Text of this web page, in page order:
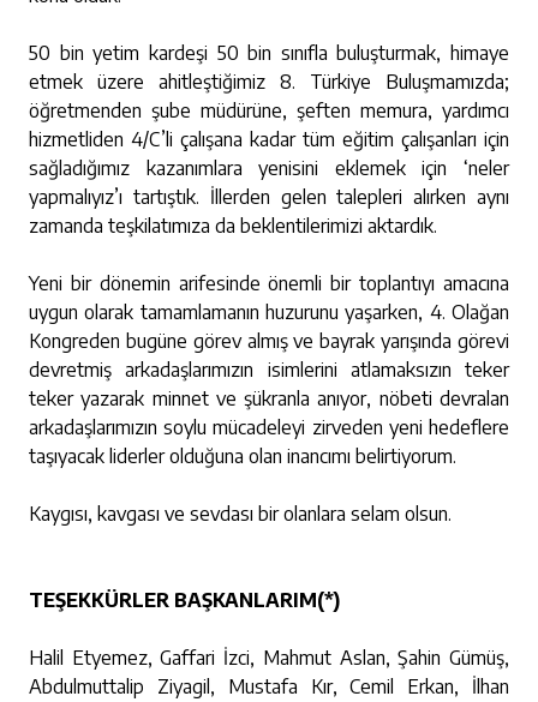
50 bin yetim kardeşi 50 bin sınıfla buluşturmak, himaye
etmek üzere ahitleştiğimiz 8. Türkiye Buluşmamızda;
öğretmenden şube müdürüne, şeften memura, yardımcı
hizmetliden 4/C’li çalışana kadar tüm eğitim çalışanları için
sağladığımız kazanımlara yenisini eklemek için ‘neler
yapmalıyız’ı tartıştık. İllerden gelen talepleri alırken aynı
zamanda teşkilatımıza da beklentilerimizi aktardık.
Yeni bir dönemin arifesinde önemli bir toplantıyı amacına
uygun olarak tamamlamanın huzurunu yaşarken, 4. Olağan
Kongreden bugüne görev almış ve bayrak yarışında görevi
devretmiş arkadaşlarımızın isimlerini atlamaksızın teker
teker yazarak minnet ve şükranla anıyor, nöbeti devralan
arkadaşlarımızın soylu mücadeleyi zirveden yeni hedeflere
taşıyacak liderler olduğuna olan inancımı belirtiyorum.
Kaygısı, kavgası ve sevdası bir olanlara selam olsun.
TEŞEKKÜRLER BAŞKANLARIM(*)
Halil Etyemez, Gaffari İzci, Mahmut Aslan, Şahin Gümüş,
Abdulmuttalip Ziyagil, Mustafa Kır, Cemil Erkan, İlhan